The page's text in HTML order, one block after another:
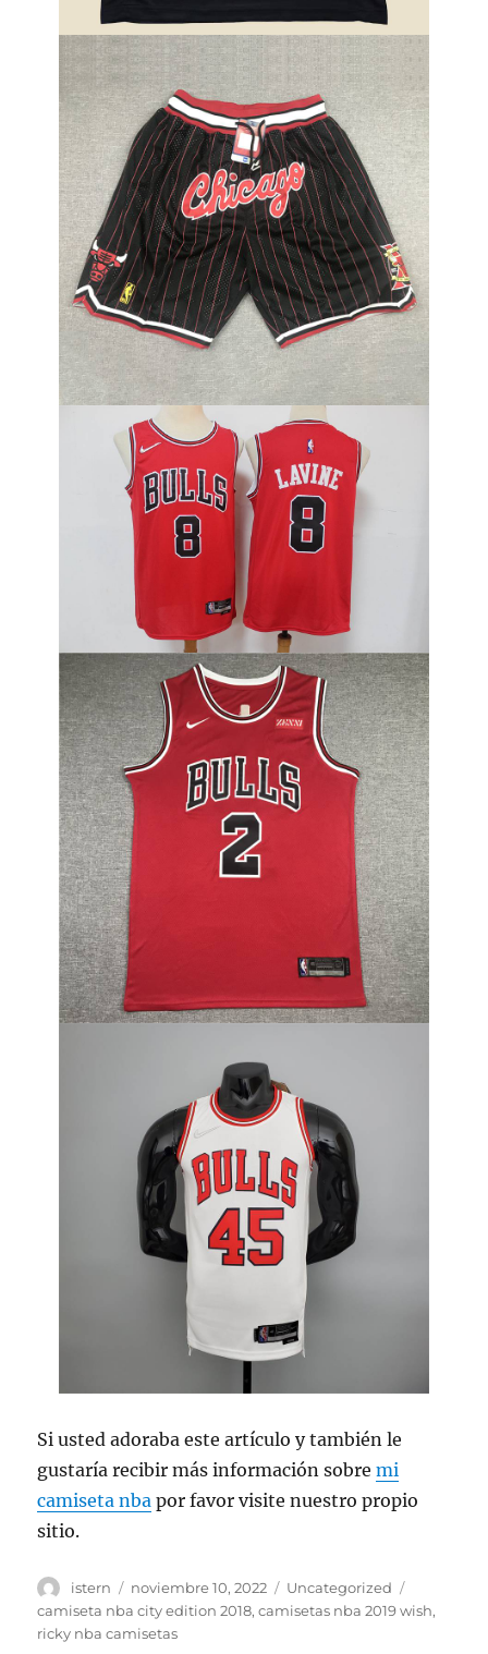
Si usted adoraba este artículo y también le
gustaría recibir más información sobremi
camiseta nba por favor visite nuestro propio
sitio.
Autor
istern
Publicado
el
noviembre 10, 2022 Categorías
Uncategorized
camiseta nba city edition 2018,camisetas nba 2019 wish,
ricky nba camisetas